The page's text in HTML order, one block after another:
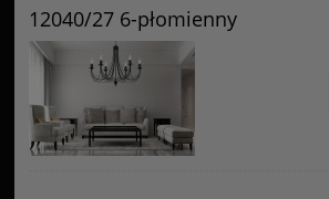
12040/27 6-płomienny